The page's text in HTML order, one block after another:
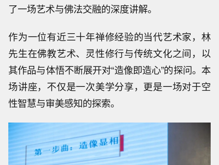
了一场艺术与佛法交融的深度讲解。
作为一位有近三十年禅修经验的当代艺术家，林
先生在佛教艺术、灵性修行与传统文化之间，以
其作品与体悟不断展开对“造像即造心”的探问。本
场讲座，不仅是一次美学分享，更是一场对于空
性智慧与审美感知的探索。